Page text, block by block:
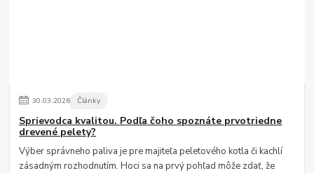
30.03.2026 Články
Sprievodca kvalitou. Podľa čoho spoznáte prvotriedne
drevené pelety?
Výber správneho paliva je pre majiteľa peletového kotla či kachlí
zásadným rozhodnutím. Hoci sa na prvý pohľad môže zdať, že